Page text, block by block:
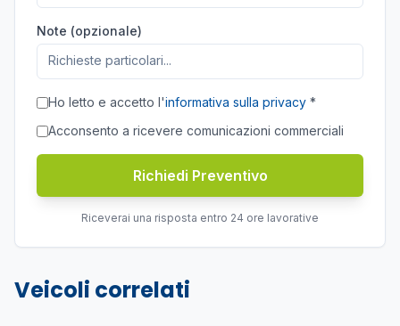
Note (opzionale)
Ho letto e accetto l'informativa sulla privacy *
Acconsento a ricevere comunicazioni commerciali
Richiedi Preventivo
Riceverai una risposta entro 24 ore lavorative
Veicoli correlati